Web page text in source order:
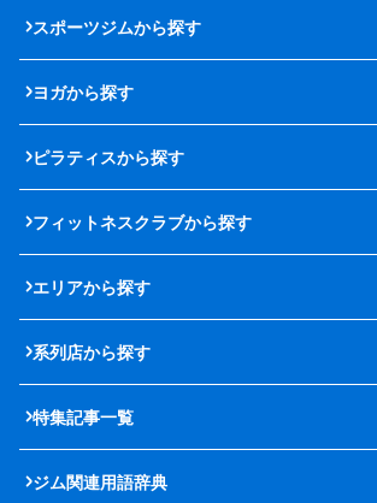
スポーツジムから探す
ヨガから探す
ピラティスから探す
フィットネスクラブから探す
エリアから探す
系列店から探す
特集記事一覧
ジム関連用語辞典